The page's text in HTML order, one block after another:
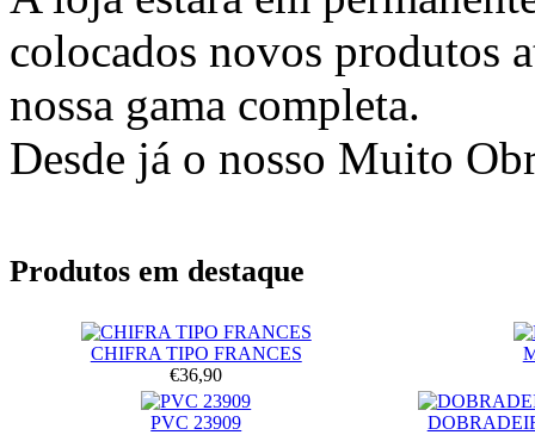
colocados novos produtos
nossa gama completa.
Desde já o nosso Muito
Produtos em destaque
CHIFRA TIPO FRANCES
€36,90
PVC 23909